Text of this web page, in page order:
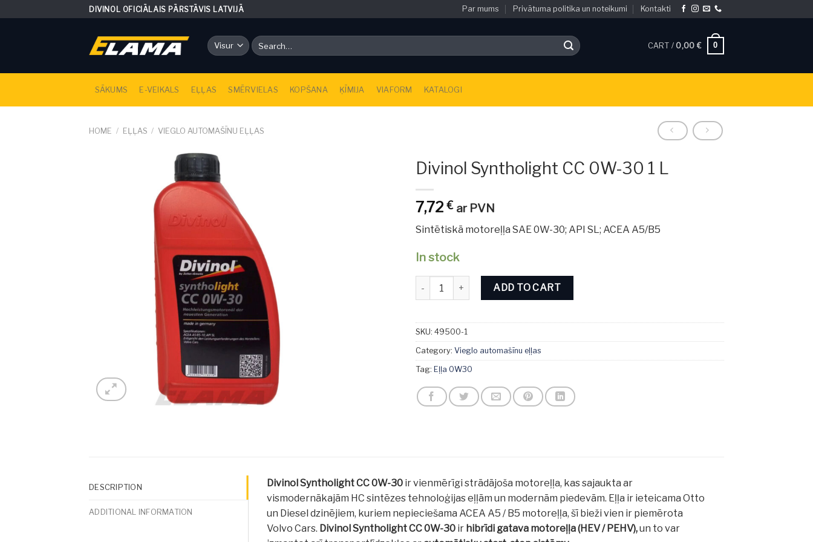
to
DIVINOL OFICIĀLAIS PĀRSTĀVIS LATVIJĀ Par mums Privātuma politika un noteikumi Kontakti
Search
for:
CART / 0,00€ 0
SĀKUMS E-VEIKALS EĻĻAS SMĒRVIELAS KOPŠANA ĶĪMIJA VIAFORM KATALOGI
HOME / EĻĻAS / VIEGLO AUTOMAŠĪNU EĻĻAS
Divinol Syntholight CC 0W-30 1 L
7,72€ ar PVN
Sintētiskā motoreļļa SAE 0W-30; API SL; ACEA A5/B5
In stock
Divinol Syntholight CC 0W-30 1 L quantity
ADD TO CART
SKU: 49500-1
Category: Vieglo automašīnu eļļas
Tag: Eļļa 0W30
DESCRIPTION
ADDITIONAL INFORMATION
Divinol Syntholight CC 0W-30ir vienmērīgi strādājoša motoreļļa, kas sajaukta ar
vismodernākajām HC sintēzes tehnoloģijas eļļām un modernām piedevām. Eļļa ir ieteicama Otto
un Diesel dzinējiem, kuriem nepieciešama ACEA A5 / B5 motoreļļa, šī bieži vien ir piemērota
Volvo Cars. Divinol Syntholight CC 0W-30ir hibrīdi gatava motoreļļa (HEV / PEHV),un to var